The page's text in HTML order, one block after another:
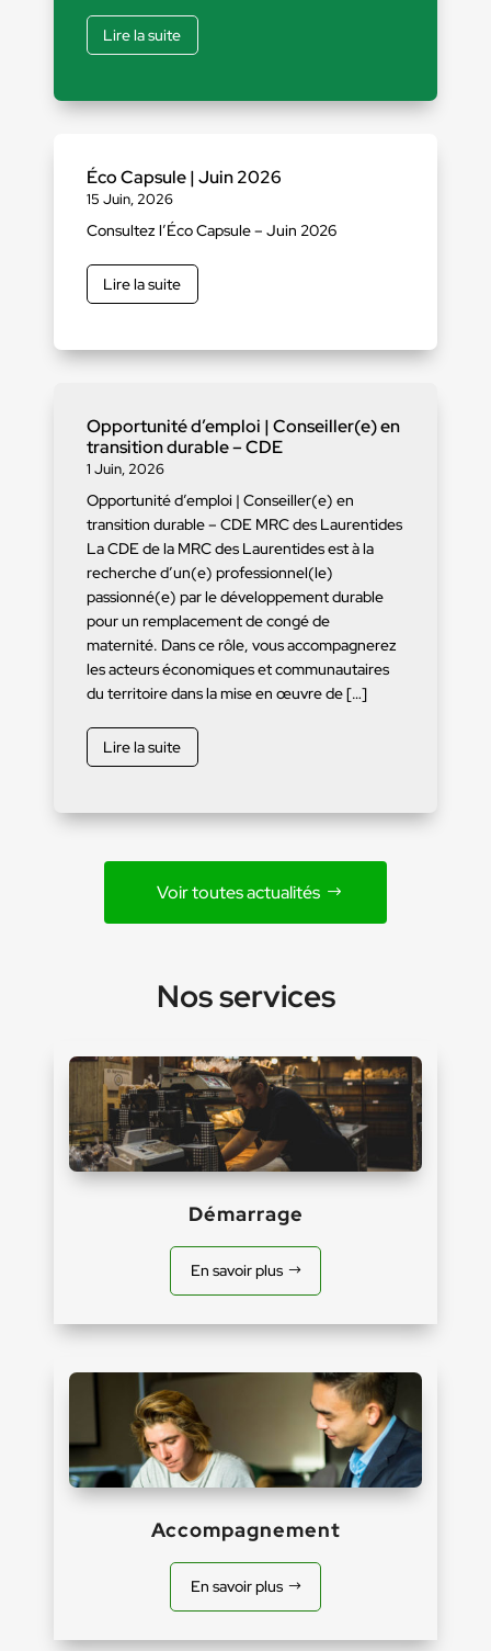
Lire la suite
Éco Capsule | Juin 2026
15 Juin, 2026
Consultez l’Éco Capsule – Juin 2026
Lire la suite
Opportunité d’emploi | Conseiller(e) en
transition durable – CDE
1 Juin, 2026
Opportunité d’emploi | Conseiller(e) en
transition durable – CDE MRC des Laurentides
La CDE de la MRC des Laurentides est à la
recherche d’un(e) professionnel(le)
passionné(e) par le développement durable
pour un remplacement de congé de
maternité. Dans ce rôle, vous accompagnerez
les acteurs économiques et communautaires
du territoire dans la mise en œuvre de […]
Lire la suite
Voir toutes actualités
Nos services
Démarrage
En savoir plus
Accompagnement
En savoir plus